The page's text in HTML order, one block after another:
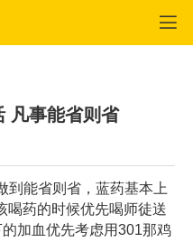
凡事能省则省
能省则省，蓝药基本上
喝药的时候优先喝师徒送
加血优先考虑用301那鸡